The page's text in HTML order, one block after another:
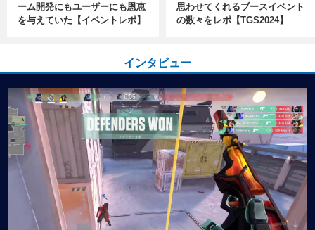
ーム開発にもユーザーにも恩恵
を与えていた【イベントレポ】
思わせてくれるブースイベント
の数々をレポ【TGS2024】
インタビュー